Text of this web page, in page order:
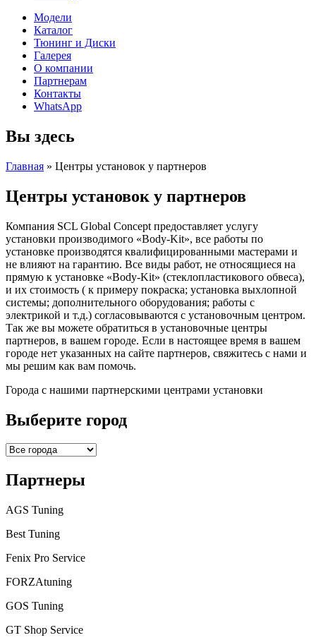
Модели
Каталог
Тюнинг и Диски
Галерея
О компании
Партнерам
Контакты
WhatsApp
Вы здесь
Главная » Центры установок у партнеров
Центры установок у партнеров
Компания SCL Global Concept предоставляет услугу
установки производимого «Body-Kit», все работы по
установке производятся квалифицированными мастерами и
не влияют на гарантию. Все виды работ, не относящиеся на
прямую к установке «Body-Kit» (стеклопластикового обвеса),
и их стоимость ( к примеру покраска; установка выхлопной
системы; дополнительного оборудования; работы с
электрикой и т.д.) согласовываются с установочным центром.
Так же вы можете обратиться в установочные центры
партнеров, в вашем городе. Если в настоящее время в вашем
городе нет указанных на сайте партнеров, свяжитесь с нами и
мы решим как вам помочь.
Города с нашими партнерскими центрами установки
Выберите город
Партнеры
AGS Tuning
Best Tuning
Fenix Pro Service
FORZAtuning
GOS Tuning
GT Shop Service